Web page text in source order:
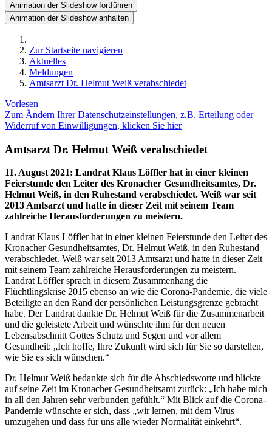
Animation der Slideshow fortführen
Animation der Slideshow anhalten
Zur Startseite navigieren
Aktuelles
Meldungen
Amtsarzt Dr. Helmut Weiß verabschiedet
Vorlesen
Zum Ändern Ihrer Datenschutzeinstellungen, z.B. Erteilung oder
Widerruf von Einwilligungen, klicken Sie hier
Amtsarzt Dr. Helmut Weiß verabschiedet
11. August 2021: Landrat Klaus Löffler hat in einer kleinen
Feierstunde den Leiter des Kronacher Gesundheitsamtes, Dr.
Helmut Weiß, in den Ruhestand verabschiedet. Weiß war seit
2013 Amtsarzt und hatte in dieser Zeit mit seinem Team
zahlreiche Herausforderungen zu meistern.
Landrat Klaus Löffler hat in einer kleinen Feierstunde den Leiter des
Kronacher Gesundheitsamtes, Dr. Helmut Weiß, in den Ruhestand
verabschiedet. Weiß war seit 2013 Amtsarzt und hatte in dieser Zeit
mit seinem Team zahlreiche Herausforderungen zu meistern.
Landrat Löffler sprach in diesem Zusammenhang die
Flüchtlingskrise 2015 ebenso an wie die Corona-Pandemie, die viele
Beteiligte an den Rand der persönlichen Leistungsgrenze gebracht
habe. Der Landrat dankte Dr. Helmut Weiß für die Zusammenarbeit
und die geleistete Arbeit und wünschte ihm für den neuen
Lebensabschnitt Gottes Schutz und Segen und vor allem
Gesundheit: „Ich hoffe, Ihre Zukunft wird sich für Sie so darstellen,
wie Sie es sich wünschen.“
Dr. Helmut Weiß bedankte sich für die Abschiedsworte und blickte
auf seine Zeit im Kronacher Gesundheitsamt zurück: „Ich habe mich
in all den Jahren sehr verbunden gefühlt.“ Mit Blick auf die Corona-
Pandemie wünschte er sich, dass „wir lernen, mit dem Virus
umzugehen und dass für uns alle wieder Normalität einkehrt“.